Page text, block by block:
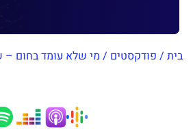
בית / פודקסטים / מי שלא עומד בחום –